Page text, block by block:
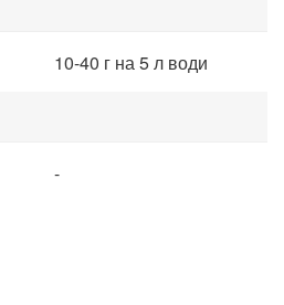
10-40 г на 5 л води
-